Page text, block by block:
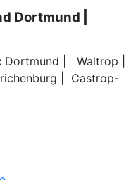
Dortmund |
Dortmund | Waltrop |
| Castrop-